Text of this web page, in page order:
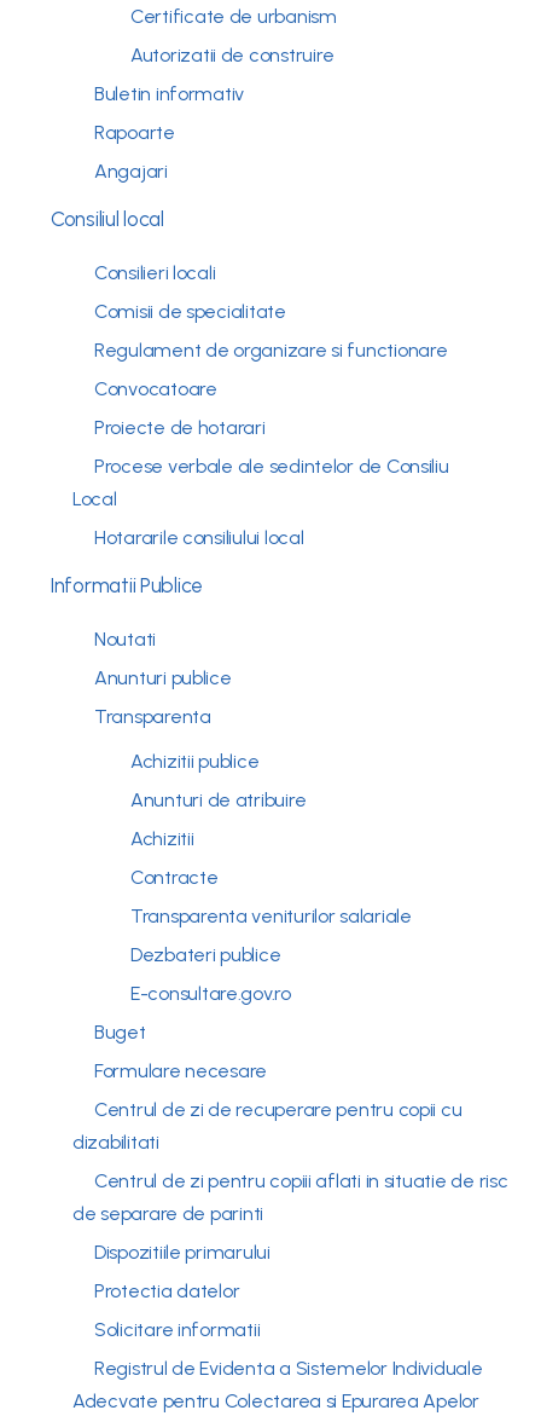
Certificate de urbanism
Autorizatii de construire
Buletin informativ
Rapoarte
Angajari
Consiliul local
Consilieri locali
Comisii de specialitate
Regulament de organizare si functionare
Convocatoare
Proiecte de hotarari
Procese verbale ale sedintelor de Consiliu
Local
Hotararile consiliului local
Informatii Publice
Noutati
Anunturi publice
Transparenta
Achizitii publice
Anunturi de atribuire
Achizitii
Contracte
Transparenta veniturilor salariale
Dezbateri publice
E-consultare.gov.ro
Buget
Formulare necesare
Centrul de zi de recuperare pentru copii cu
dizabilitati
Centrul de zi pentru copiii aflati in situatie de risc
de separare de parinti
Dispozitiile primarului
Protectia datelor
Solicitare informatii
Registrul de Evidenta a Sistemelor Individuale
Adecvate pentru Colectarea si Epurarea Apelor